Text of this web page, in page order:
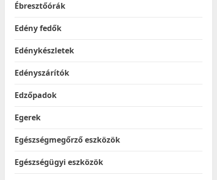
Ébresztőórák
Edény fedők
Edénykészletek
Edényszárítók
Edzőpadok
Egerek
Egészségmegőrző eszközök
Egészségügyi eszközök